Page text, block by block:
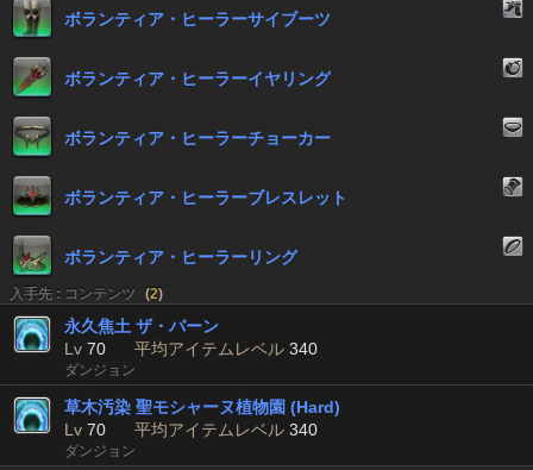
ボランティア・ヒーラーサイブーツ
ボランティア・ヒーラーイヤリング
ボランティア・ヒーラーチョーカー
ボランティア・ヒーラーブレスレット
ボランティア・ヒーラーリング
入手先 : コンテンツ (2)
永久焦土 ザ・バーン
Lv 70 平均アイテムレベル 340
ダンジョン
草木汚染 聖モシャーヌ植物園 (Hard)
Lv 70 平均アイテムレベル 340
ダンジョン